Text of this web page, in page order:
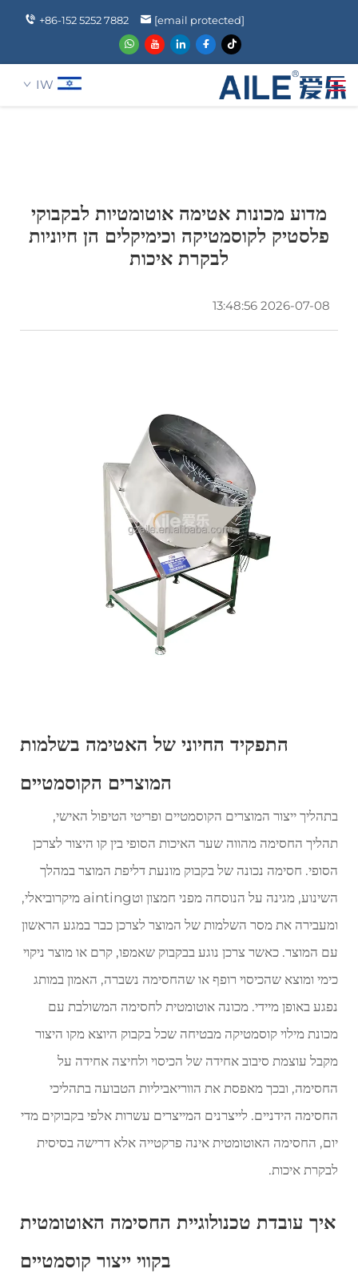
+86-152 5252 7882 [email protected]
IW
מוצרים
שאלה נפוצה
מדוע מכונות אטימה אוטומטיות לבקבוקי
פלסטיק לקוסמטיקה וכימיקלים הן חיוניות
לבקרת איכות
2026-07-08 13:48:56
התפקיד החיוני של האטימה בשלמות
המוצרים הקוסמטיים
בתהליך ייצור המוצרים הקוסמטיים ופריטי הטיפול האישי,
תהליך החסימה מהווה שער האיכות הסופי בין קו היצור לצרכן
הסופי. חסימה נכונה של בקבוק מונעת דליפת המוצר במהלך
השינוע, מגינה על הנוסחה מפני חמצון וטainting מיקרוביאלי,
ומעבירה את מסר השלמות של המוצר לצרכן כבר במגע הראשון
עם המוצר. כאשר צרכן נוגע בבקבוק שאמפו, קרם או מוצר ניקוי
כימי ומוצא שהכיסוי רופף או שהחסימה נשברה, האמון במותג
נפגע באופן מיידי. מכונה אוטומטית לחסימה המשולבת עם
מכונת מילוי קוסמטיקה מבטיחה שכל בקבוק היוצא מקו היצור
מקבל עוצמת סיבוב אחידה של הכיסוי ולחיצה אחידה על
החסימה, ובכך מאפסת את הווריאביליות הטבועה בתהליכי
החסימה הידניים. לייצרנים המייצרים עשרות אלפי בקבוקים מדי
יום, החסימה האוטומטית אינה פרקטייה אלא דרישה בסיסית
לבקרת איכות.
איך עובדת טכנולוגיית החסימה האוטומטית
בקווי ייצור קוסמטיים